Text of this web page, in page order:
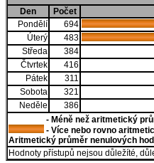
Den
Počet
Pondělí
694
Úterý
483
Středa
384
Čtvrtek
416
Pátek
311
Sobota
321
Neděle
386
- Méně než aritmetický
- Více nebo rovno
Aritmetický průměr nenulových
Hodnoty přístupů nejsou důležíté,